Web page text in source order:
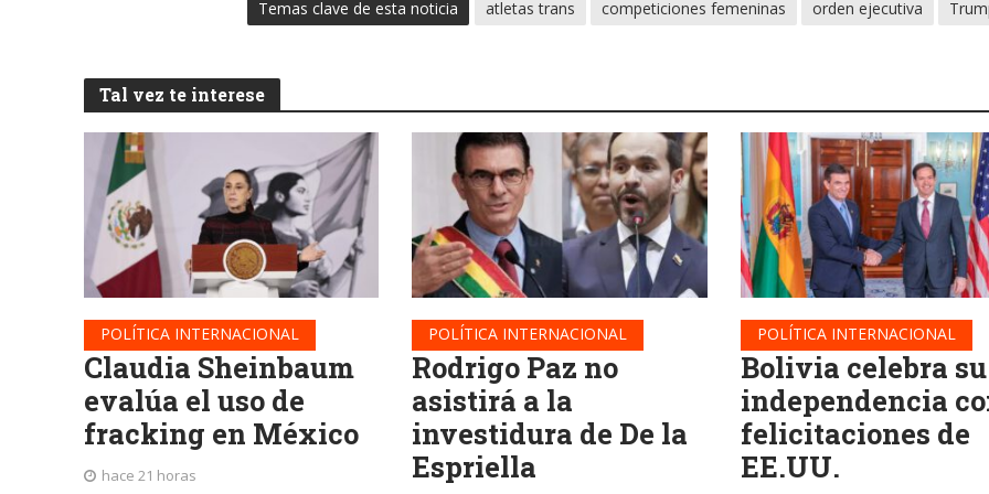
Temas clave de esta noticia atletas trans competiciones femeninas orden ejecutiva
Tal vez te interese
POLÍTICA INTERNACIONAL
Claudia Sheinbaum
evalúa el uso de
fracking en México
hace 21 horas
POLÍTICA INTERNACIONAL
Rodrigo Paz no
asistirá a la
investidura de De la
Espriella
POLÍTICA INTERNACIONAL
Bolivia celebra su
independencia
felicitaciones de
EE.UU.